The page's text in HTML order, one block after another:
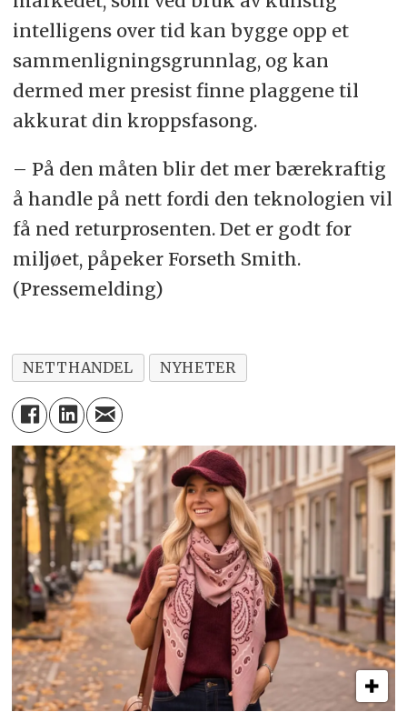
intelligens over tid kan bygge opp et
sammenligningsgrunnlag, og kan
dermed mer presist finne plaggene til
akkurat din kroppsfasong.
– På den måten blir det mer bærekraftig
å handle på nett fordi den teknologien vil
få ned returprosenten. Det er godt for
miljøet, påpeker Forseth Smith.
(Pressemelding)
NETTHANDEL NYHETER